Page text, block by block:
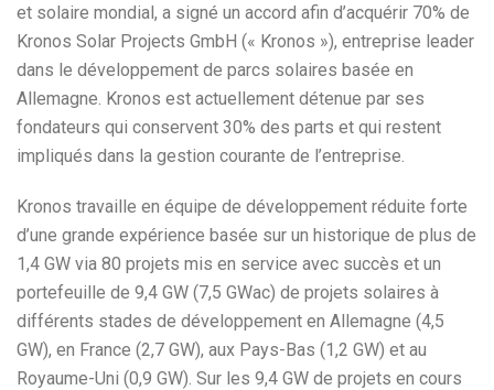
et solaire mondial, a signé un accord afin d’acquérir 70% de
Kronos Solar Projects GmbH (« Kronos »), entreprise leader
dans le développement de parcs solaires basée en
Allemagne. Kronos est actuellement détenue par ses
fondateurs qui conservent 30% des parts et qui restent
impliqués dans la gestion courante de l’entreprise.
Kronos travaille en équipe de développement réduite forte
d’une grande expérience basée sur un historique de plus de
1,4 GW via 80 projets mis en service avec succès et un
portefeuille de 9,4 GW (7,5 GWac) de projets solaires à
différents stades de développement en Allemagne (4,5
GW), en France (2,7 GW), aux Pays-Bas (1,2 GW) et au
Royaume-Uni (0,9 GW). Sur les 9,4 GW de projets en cours